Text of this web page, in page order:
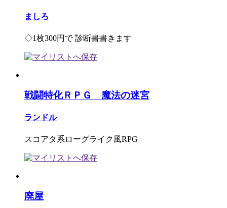
ましろ
◇1枚300円で 診断書書きます
戦闘特化ＲＰＧ 魔法の迷宮
ランドル
スコアタ系ローグライク風RPG
廃屋